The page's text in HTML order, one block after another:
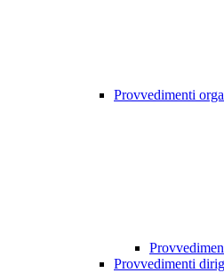
Provvedimenti
Provvedimenti